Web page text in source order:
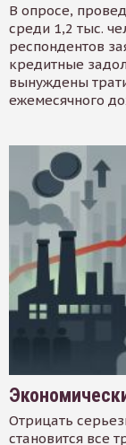
В опросе,
среди 1,2 тыс.
респондентов
кредитные
вынуждены
ежемесячного
Отрицать
становится все